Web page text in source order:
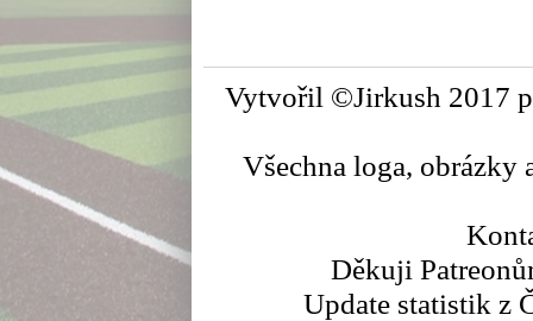
Vytvořil ©Jirkush 2017
Všechna loga,
Děkuji
Update statistik z